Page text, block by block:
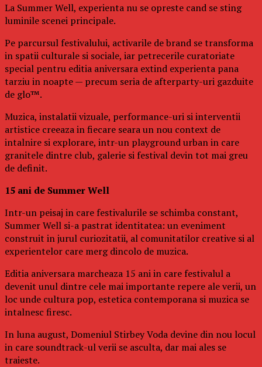
La Summer Well, experienta nu se opreste cand se sting
luminile scenei principale.
Pe parcursul festivalului, activarile de brand se transforma
in spatii culturale si sociale, iar petrecerile curatoriate
special pentru editia aniversara extind experienta pana
tarziu in noapte — precum seria de afterparty-uri gazduite
de glo™.
Muzica, instalatii vizuale, performance-uri si interventii
artistice creeaza in fiecare seara un nou context de
intalnire si explorare, intr-un playground urban in care
granitele dintre club, galerie si festival devin tot mai greu
de definit.
15 ani de Summer Well
Intr-un peisaj in care festivalurile se schimba constant,
Summer Well si-a pastrat identitatea: un eveniment
construit in jurul curiozitatii, al comunitatilor creative si al
experientelor care merg dincolo de muzica.
Editia aniversara marcheaza 15 ani in care festivalul a
devenit unul dintre cele mai importante repere ale verii, un
loc unde cultura pop, estetica contemporana si muzica se
intalnesc firesc.
In luna august, Domeniul Stirbey Voda devine din nou locul
in care soundtrack-ul verii se asculta, dar mai ales se
traieste.